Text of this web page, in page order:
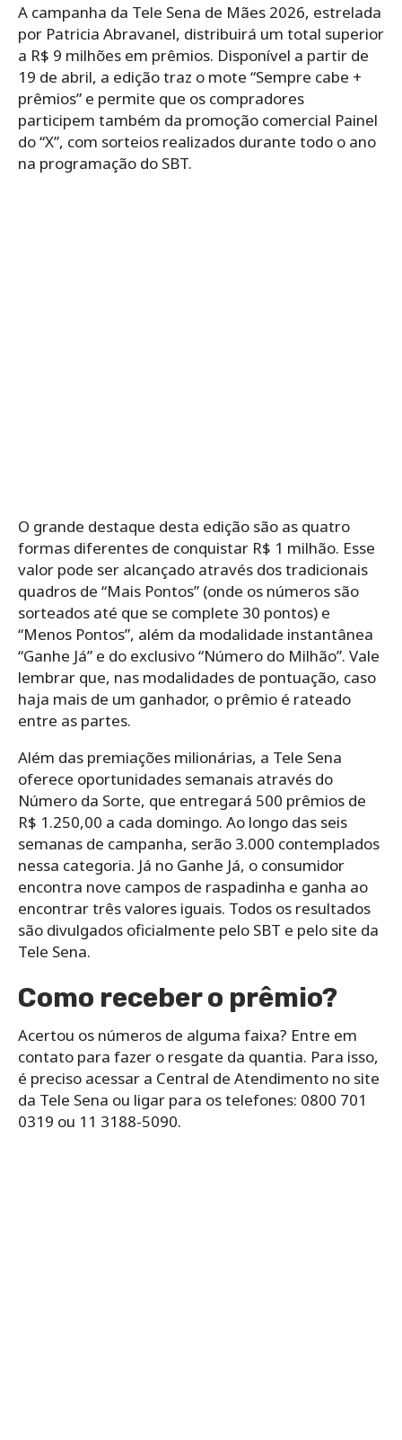
A campanha da Tele Sena de Mães 2026, estrelada
por Patricia Abravanel, distribuirá um total superior
a R$ 9 milhões em prêmios. Disponível a partir de
19 de abril, a edição traz o mote “Sempre cabe +
prêmios” e permite que os compradores
participem também da promoção comercial Painel
do “X”, com sorteios realizados durante todo o ano
na programação do SBT.
O grande destaque desta edição são as quatro
formas diferentes de conquistar R$ 1 milhão. Esse
valor pode ser alcançado através dos tradicionais
quadros de “Mais Pontos” (onde os números são
sorteados até que se complete 30 pontos) e
“Menos Pontos”, além da modalidade instantânea
“Ganhe Já” e do exclusivo “Número do Milhão”. Vale
lembrar que, nas modalidades de pontuação, caso
haja mais de um ganhador, o prêmio é rateado
entre as partes.
Além das premiações milionárias, a Tele Sena
oferece oportunidades semanais através do
Número da Sorte, que entregará 500 prêmios de
R$ 1.250,00 a cada domingo. Ao longo das seis
semanas de campanha, serão 3.000 contemplados
nessa categoria. Já no Ganhe Já, o consumidor
encontra nove campos de raspadinha e ganha ao
encontrar três valores iguais. Todos os resultados
são divulgados oficialmente pelo SBT e pelo site da
Tele Sena.
Como receber o prêmio?
Acertou os números de alguma faixa? Entre em
contato para fazer o resgate da quantia. Para isso,
é preciso acessar a Central de Atendimento no site
da Tele Sena ou ligar para os telefones: 0800 701
0319 ou 11 3188-5090.